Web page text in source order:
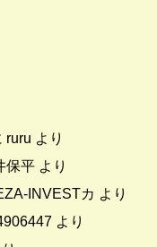
ruru より
保平 より
INVESTカ より
より